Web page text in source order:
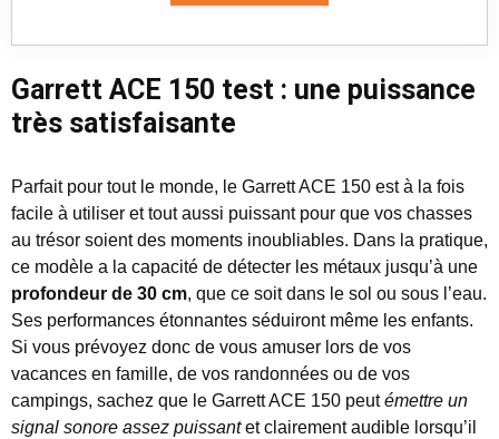
Garrett ACE 150 test : une puissance
très satisfaisante
Parfait pour tout le monde, le Garrett ACE 150 est à la fois
facile à utiliser et tout aussi puissant pour que vos chasses
au trésor soient des moments inoubliables. Dans la pratique,
ce modèle a la capacité de détecter les métaux jusqu’à une
profondeur de 30 cm, que ce soit dans le sol ou sous l’eau.
Ses performances étonnantes séduiront même les enfants.
Si vous prévoyez donc de vous amuser lors de vos
vacances en famille, de vos randonnées ou de vos
campings, sachez que le Garrett ACE 150 peutémettre un
signal sonore assez puissantet clairement audible lorsqu’il